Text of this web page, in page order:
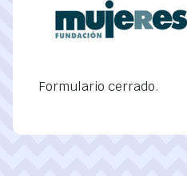
Formulario cerrado.